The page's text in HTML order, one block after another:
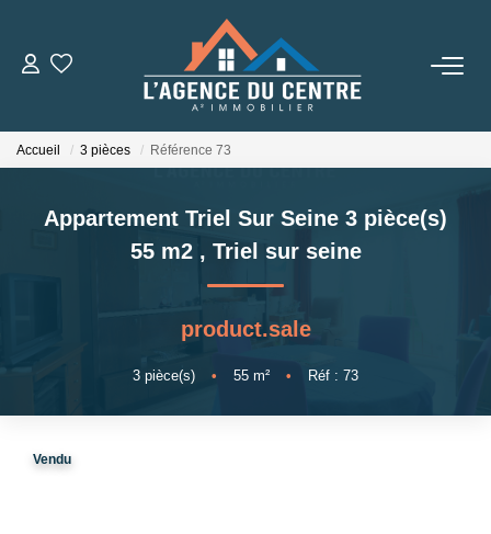
VENTES
CONSEILS
Estimation
Accueil 3 pièces Référence 73
Appartement Triel Sur Seine 3 pièce(s)
55 m2 , Triel sur seine
product.sale
3 pièce(s) • 55 m² • Réf : 73
Vendu